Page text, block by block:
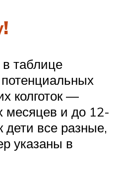
таблице
колготок —
месяцев и до 12-
дети все разные,
указаны в